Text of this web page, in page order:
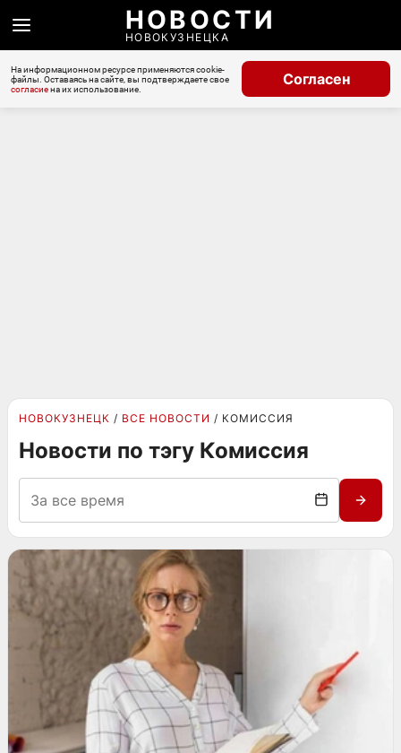
НОВОСТИ
НОВОКУЗНЕЦКА
На информационном ресурсе применяются cookie-
файлы. Оставаясь на сайте, вы подтверждаете свое
согласиена их использование.
Согласен
НОВОКУЗНЕЦК ВСЕ НОВОСТИ КОМИССИЯ
Новости по тэгу Комиссия